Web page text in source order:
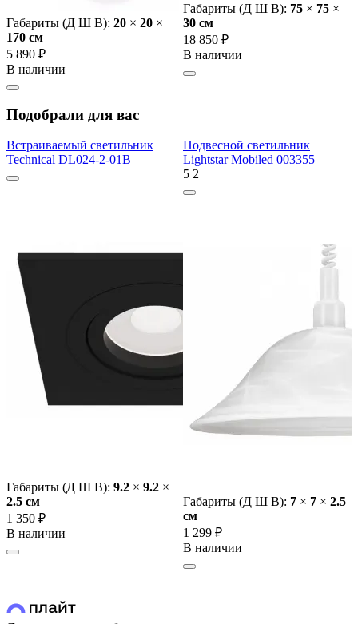
Габариты (Д Ш В): 20 × 20 ×
170 cм
5 890 ₽
В наличии
Габариты (Д Ш В): 75 × 75 ×
30 cм
18 850 ₽
В наличии
Подобрали для вас
Встраиваемый светильник
Technical DL024-2-01B
Габариты (Д Ш В): 9.2 × 9.2 ×
2.5 cм
1 350 ₽
В наличии
Подвесной светильник
Lightstar Mobiled 003355
5 2
Габариты (Д Ш В): 7 × 7 × 2.5
cм
1 299 ₽
В наличии